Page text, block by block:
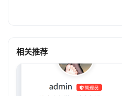
相关推荐